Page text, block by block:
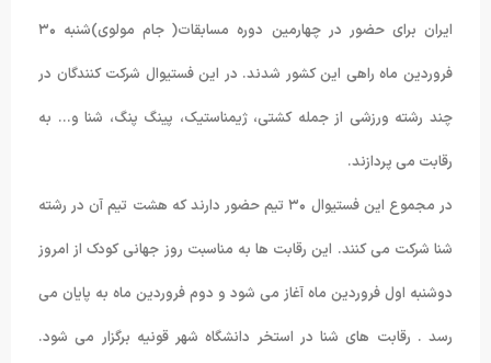
ایران برای حضور در چهارمین دوره مسابقات( جام مولوی)شنبه ۳۰
فروردین ماه راهی این کشور شدند. در این فستیوال شرکت کنندگان در
چند رشته ورزشی از جمله کشتی، ژیمناستیک، پینگ پنگ، شنا و… به
رقابت می پردازند.
در مجموع این فستیوال ۳۰ تیم حضور دارند که هشت تیم آن در رشته
شنا شرکت می کنند. این رقابت ها به مناسبت روز جهانی کودک از امروز
دوشنبه اول فروردین ماه آغاز می شود و دوم فروردین ماه به پایان می
رسد . رقابت های شنا در استخر دانشگاه شهر قونیه برگزار می شود.